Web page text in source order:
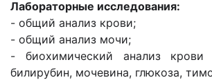
Лабораторные исследования:
- общий анализ крови;
- общий анализ мочи;
- биохимический анализ
билирубин, мочевина, глюкоза,